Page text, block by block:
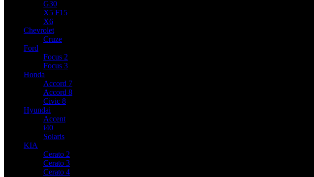
G30
X5 F15
X6
Chevrolet
Cruze
Ford
Focus 2
Focus 3
Honda
Accord 7
Accord 8
Civic 8
Hyundai
Accent
i40
Solaris
KIA
Cerato 2
Cerato 3
Cerato 4